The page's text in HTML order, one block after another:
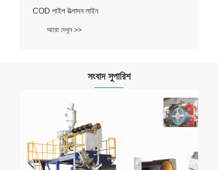
সংবাদ সুপারিশ
চীনে অ্যাসিঙ্ক্রোনাস মোটরগুলির ভাগ্য
আরো দেখুন >>